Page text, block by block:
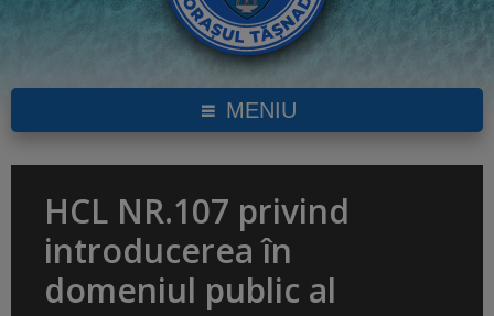
MENIU
HCL NR.107 privind
introducerea în
domeniul public al